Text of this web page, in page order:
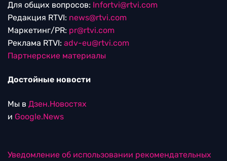
Для общих вопросов: Infortvi@rtvi.com
Редакция RTVI: news@rtvi.com
Маркетинг/PR: pr@rtvi.com
Реклама RTVI: adv-eu@rtvi.com
Партнерские материалы
Достойные новости
Мы в Дзен.Новостях
и Google.News
Уведомление об использовании рекомендательных